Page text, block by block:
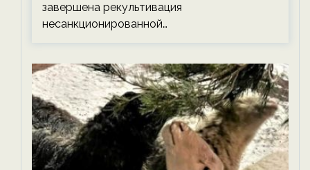
завершена рекультивация
несанкционированной…